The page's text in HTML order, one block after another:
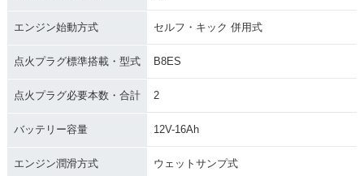
エンジン始動方式 セルフ・キック 併用式
点火プラグ標準搭載・型式 B8ES
点火プラグ必要本数・合計 2
バッテリー容量 12V-16Ah
エンジン潤滑方式 ウェットサンプ式